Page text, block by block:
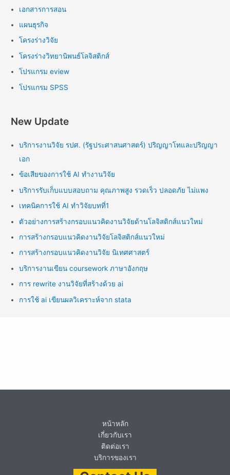
เอกสารการสอน
แผนธุรกิจ
โครงร่างวิจัย
โครงร่างวิทยานิพนธ์โลจิสติกส์
โปรแกรม eview
โปรแกรม SPSS
New Update
บริการงานวิจัย รปศ. (รัฐประศาสนศาสตร์) ปริญญาโทและปริญญา
เอก
ข้อเสียของการใช้ AI ทำงานวิจัย
บริการรับเก็บแบบสอบถาม คุณภาพสูง รวดเร็ว ปลอดภัย ไม่แพง
เทคนิคการใช้ AI ทำวิจัยบทที่1
ตัวอย่างการสร้างกรอบแนวคิดงานวิจัยด้านโลจิสติกส์แนวใหม่
การสร้างกรอบแนวคิดงานวิจัยโลจิสติกส์แนวใหม่
การสร้างกรอบแนวคิดงานวิจัย นิเทศศาสตร์
บริการงานเขียน coursework ภาษาอังกฤษ
การ rewrite งานวิจัยที่สร้างด้วย ai
การใช้ ai เขียนผลวิเคราะห์จาก stata
หน้าหลัก
เกี่ยวกับเรา
ติดต่อเรา
บริการของเรา